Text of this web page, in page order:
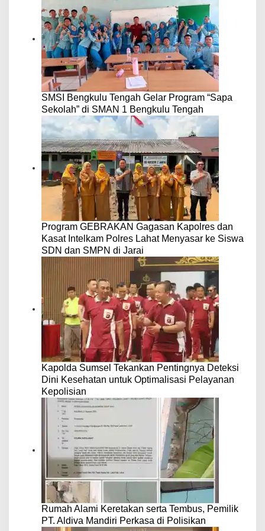
SMSI Bengkulu Tengah Gelar Program “Sapa
Sekolah” di SMAN 1 Bengkulu Tengah
Program GEBRAKAN Gagasan Kapolres dan
Kasat Intelkam Polres Lahat Menyasar ke Siswa
SDN dan SMPN di Jarai
Kapolda Sumsel Tekankan Pentingnya Deteksi
Dini Kesehatan untuk Optimalisasi Pelayanan
Kepolisian
Rumah Alami Keretakan serta Tembus, Pemilik
PT. Aldiva Mandiri Perkasa di Polisikan